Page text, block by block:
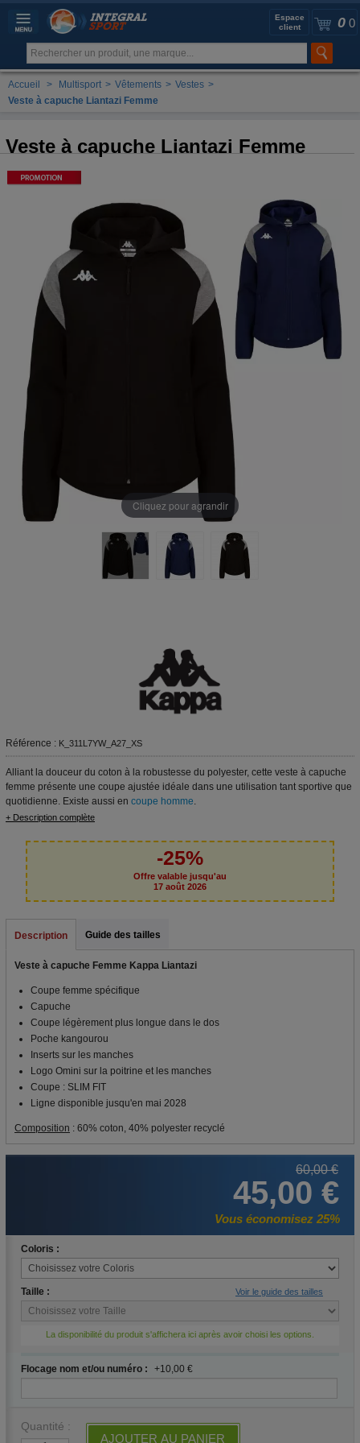
0 0
Espace
client
Accueil > Multisport > Vêtements > Vestes >
Veste à capuche Liantazi Femme
Veste à capuche Liantazi Femme
Cliquez pour agrandir
Référence : K_311L7YW_A27_XS
Alliant la douceur du coton à la robustesse du polyester, cette veste à capuche
femme présente une coupe ajustée idéale dans une utilisation tant sportive que
quotidienne. Existe aussi en coupe homme
+ Description complète
-25%
Offre valable jusqu'au
17 août 2026
Description Guide des tailles
Veste à capuche Femme Kappa Liantazi
Coupe femme spécifique
Capuche
Coupe légèrement plus longue dans le dos
Poche kangourou
Inserts sur les manches
Logo Omini sur la poitrine et les manches
Coupe : SLIM FIT
Ligne disponible jusqu'en mai 2028
Composition : 60% coton, 40% polyester recyclé
60,00 €
45,00 €
Vous économisez 25%
Coloris :
Taille : Voir le guide des tailles
La disponibilité du produit s'affichera ici après avoir choisi les options.
Flocage nom et/ou numéro : +10,00 €
Quantité :
AJOUTER AU PANIER